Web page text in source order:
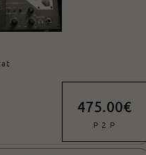
475.00€
P 2 P